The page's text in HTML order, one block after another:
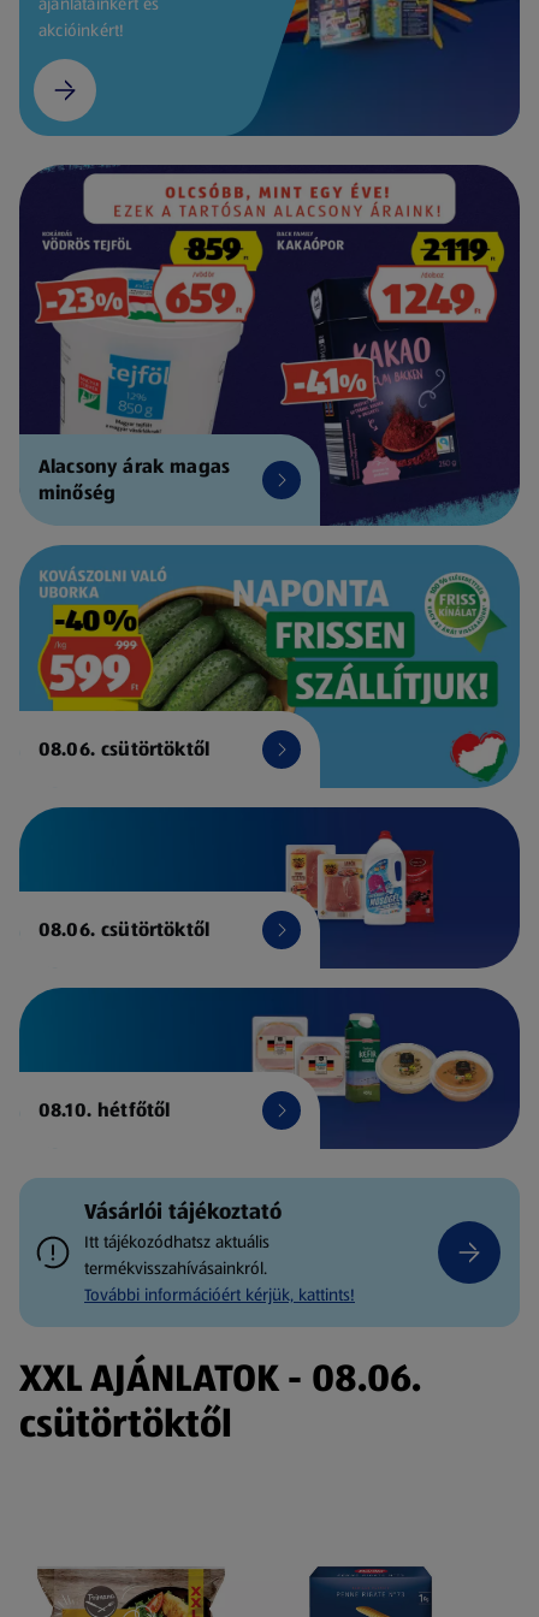
akcióinkért!
Alacsony árak magas
minőség
08.06. csütörtöktől
08.06. csütörtöktől
08.10. hétfőtől
Vásárlói tájékoztató
Itt tájékozódhatsz aktuális
termékvisszahívásainkról.
További információért kérjük, kattints!
XXL AJÁNLATOK - 08.06.
csütörtöktől